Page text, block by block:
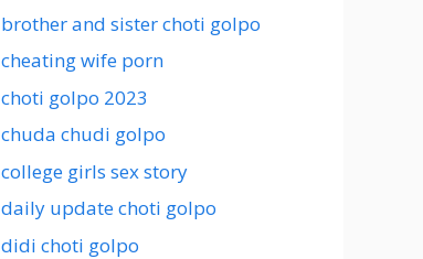
brother and sister choti golpo
cheating wife porn
choti golpo 2023
chuda chudi golpo
college girls sex story
daily update choti golpo
didi choti golpo